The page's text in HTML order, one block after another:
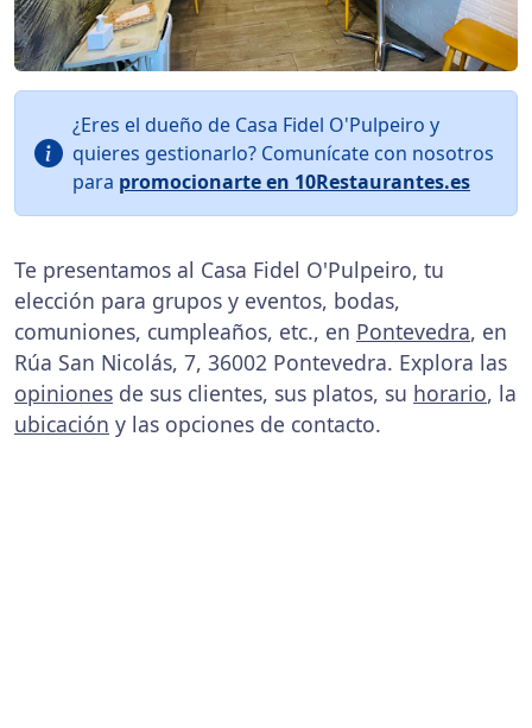
¿Eres el dueño de Casa Fidel O'Pulpeiro y
quieres gestionarlo? Comunícate con nosotros
para promocionarte en 10Restaurantes.es
Te presentamos al Casa Fidel O'Pulpeiro, tu
elección para grupos y eventos, bodas,
comuniones, cumpleaños, etc., en Pontevedra, en
Rúa San Nicolás, 7, 36002 Pontevedra. Explora las
opiniones de sus clientes, sus platos, su horario, la
ubicación y las opciones de contacto.